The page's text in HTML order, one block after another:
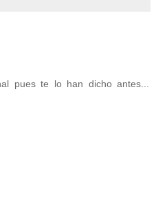
pues te lo han dicho antes...